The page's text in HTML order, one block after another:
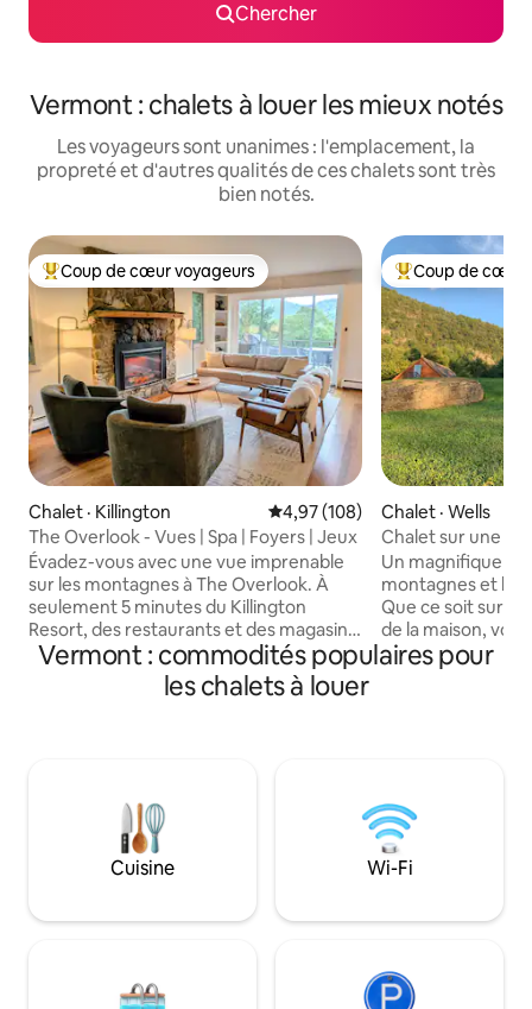
Chercher
Vermont : chalets à louer les mieux notés
Les voyageurs sont unanimes : l'emplacement, la
propreté et d'autres qualités de ces chalets sont très
bien notés.
Coup de cœur voyageurs parmi les plus aimés
Coup de cœur voyageurs
Chalet · Killington Note moyenne de 4,97 sur 5,
4,97 (108)
The Overlook - Vues | Spa | Foyers | Jeux
Évadez-vous avec une vue imprenable
sur les montagnes à The Overlook. À
seulement 5 minutes du Killington
Resort, des restaurants et des magasins.
Profitez de la tranquillité de ce chalet de
montagne privé et confortable après
une longue journée d'aventure et
véhicules électriques du chalet. Vue 🏔️
sur la montagne 🌄 Grandes terrasses et
balcon 🏖️ Spa Salle ⚽️ de jeux Gril 🍗 au
propane 🍳 Cuisine entièrement
pour véhicules électriques de⚡️ niveau 2
Coup de cœur
Coup de cœur
Chalet · Wells
Chalet sur une
montagne et le
Un magnifique
montagnes et le
Que ce soit sur la
de la maison,
vue tranquille et
montagnes et les lacs. D'une
Un logement
Situé à moins de
du club de
Catherine et de
les voyageurs
Vermont : commodités populaires pour
les chalets à louer
Cuisine Wi-Fi